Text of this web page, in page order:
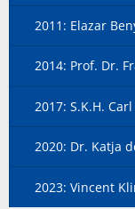
2011: Elazar
2014: Prof. Dr.
2017: S.K.H.
2020: Dr. Katja
2023: Vincent